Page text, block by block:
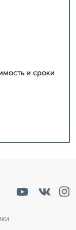
и сроки